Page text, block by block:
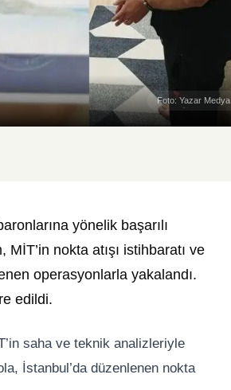
Foto: Yazar Medya
yönelik başarılı
nokta atışı istihbaratı ve
operasyonlarla yakalandı.
edildi.
saha ve teknik analizleriyle
İstanbul’da düzenlenen nokta